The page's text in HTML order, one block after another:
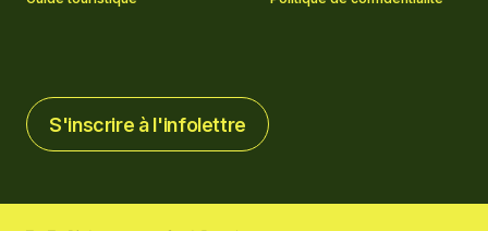
S'inscrire à l'infolettre
S'inscrire à l'infolettre